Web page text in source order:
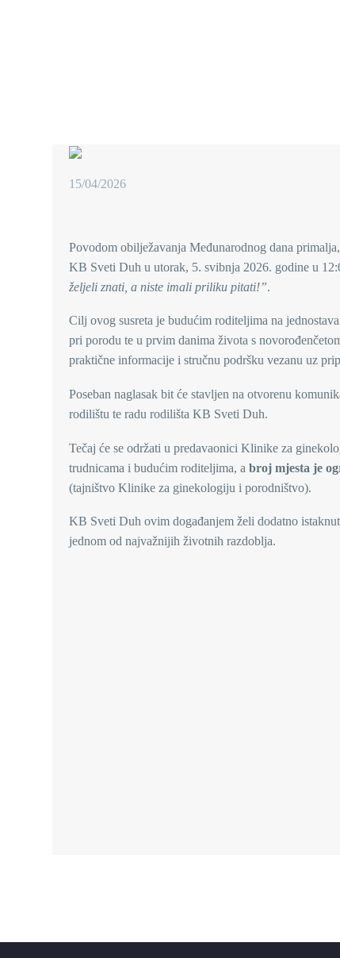
15/04/2026
Povodom obilježavanja Međunarodnog dana
KB Sveti Duh u utorak, 5. svibnja 2026. godine u
željeli znati, a niste imali priliku pitati!”.
Cilj ovog susreta je budućim roditeljima na
pri porodu te u prvim danima života s
praktične informacije i stručnu podršku vezanu uz
Poseban naglasak bit će stavljen na otvorenu
rodilištu te radu rodilišta KB Sveti Duh.
Tečaj će se održati u predavaonici Klinike za
trudnicama i budućim roditeljima, a broj mjesta je
(tajništvo Klinike za ginekologiju i porodništvo).
KB Sveti Duh ovim događanjem želi dodatno
jednom od najvažnijih životnih razdoblja.